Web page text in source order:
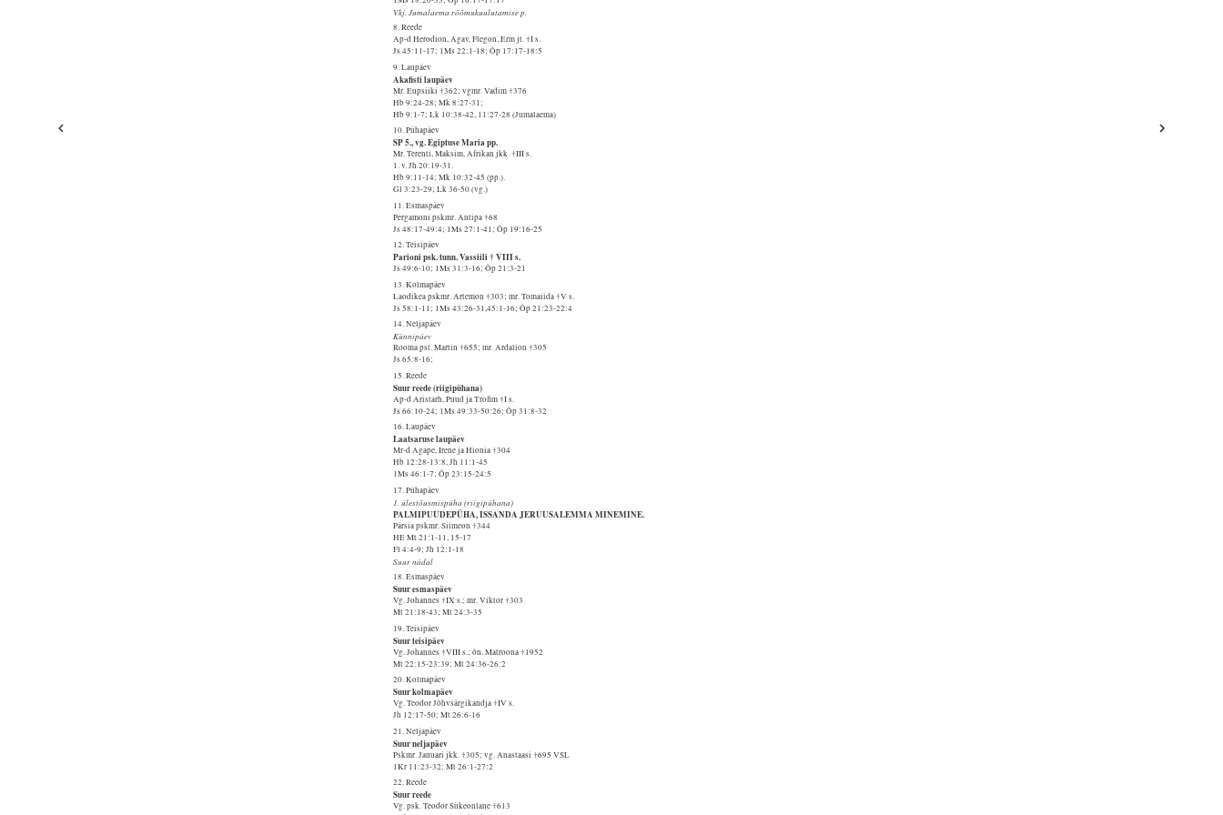
Vkj. Jumalaema rõõmukuulutamise p.
8. Reede
Ap-d Herodion, Agav, Flegon, Erm jt. †I s.
Js 45:11-17; 1Ms 22:1-18; Õp 17:17-18:5
9. Laupäev
Akafisti laupäev
Mr. Eupsiiki †362; vgmr. Vadim †376
Hb 9:24-28; Mk 8:27-31;
Hb 9:1-7; Lk 10:38-42, 11:27-28 (Jumalaema)
10. Pühapäev
SP 5., vg. Egiptuse Maria pp.
Mr. Terenti, Maksim, Afrikan jkk. †III s.
1. v. Jh 20:19-31.
Hb 9:11-14; Mk 10:32-45 (pp.).
Gl 3:23-29; Lk 36-50 (vg.)
11. Esmaspäev
Pergamoni pskmr. Antipa †68
Js 48:17-49:4; 1Ms 27:1-41; Õp 19:16-25
12. Teisipäev
Parioni psk. tunn. Vassiili † VIII s.
Js 49:6-10; 1Ms 31:3-16; Õp 21:3-21
13. Kolmapäev
Laodikea pskmr. Artemon †303; mr. Tomaiida †V s.
Js 58:1-11; 1Ms 43:26-31,45:1-16; Õp 21:23-22:4
14. Neljapäev
Künnipäev
Rooma pst. Martin †655; mr. Ardalion †305
Js 65:8-16;
15. Reede
Suur reede (riigipühana)
Ap-d Aristarh, Puud ja Trofim †I s.
Js 66:10-24; 1Ms 49:33-50:26; Õp 31:8-32
16. Laupäev
Laatsaruse laupäev
Mr-d Agape, Irene ja Hionia †304
Hb 12:28-13:8, Jh 11:1-45
1Ms 46:1-7; Õp 23:15-24:5
17. Pühapäev
1. ülestõusmispüha (riigipühana)
PALMIPUUDEPÜHA, ISSANDA JERUUSALEMMA MINEMINE.
Pärsia pskmr. Siimeon †344
HE Mt 21:1-11, 15-17
Fl 4:4-9; Jh 12:1-18
Suur nädal
18. Esmaspäev
Suur esmaspäev
Vg. Johannes †IX s.; mr. Viktor †303
Mt 21:18-43; Mt 24:3-35
19. Teisipäev
Suur teisipäev
Vg. Johannes †VIII s.; õn. Matroona †1952
Mt 22:15-23:39; Mt 24:36-26:2
20. Kolmapäev
Suur kolmapäev
Vg. Teodor Jõhvsärgikandja †IV s.
Jh 12:17-50; Mt 26:6-16
21. Neljapäev
Suur neljapäev
Pskmr. Januari jkk. †305; vg. Anastaasi †695 VSL
1Kr 11:23-32; Mt 26:1-27:2
22. Reede
Suur reede
Vg. psk. Teodor Sükeonlane †613